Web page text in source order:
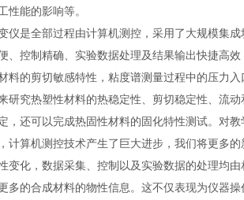
性能的影响等。
仪是全部过程由计算机测控，采用了大规模集
、控制精确、实验数据处理及结果输出快捷高
料的剪切敏感特性，粘度谱测量过程中的压力入
研究热塑性材料的热稳定性、剪切稳定性、流
，还可以完成热固性材料的固化特性测试。对
计算机测控技术产生了巨大进步，我们将更多
变化，数据采集、控制以及实验数据的处理均
多的合成材料的物性信息。这不仅表现为仪器